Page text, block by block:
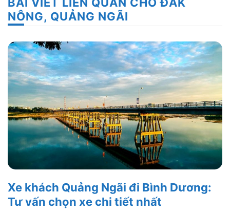
NÔNG, QUẢNG NGÃI
Xe khách Quảng Ngãi đi Bình Dương:
Tư vấn chọn xe chi tiết nhất